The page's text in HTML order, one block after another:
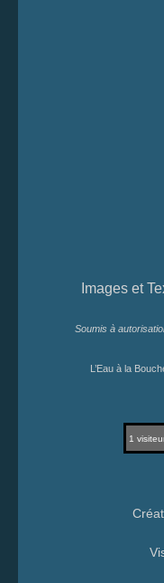
Images et
Soumis à
L’Eau à la
1